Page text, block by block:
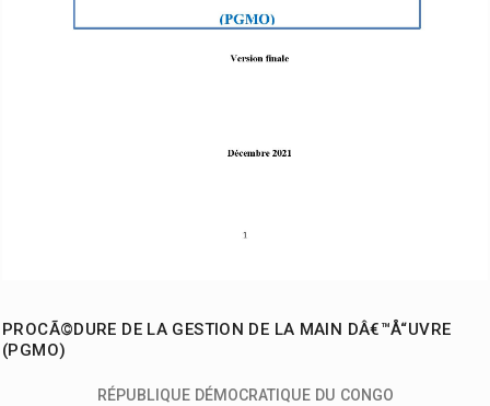
PROCÃ©DURE DE LA GESTION DE LA MAIN DÂ€™Å“UVRE
(PGMO)
RÉPUBLIQUE DÉMOCRATIQUE DU CONGO